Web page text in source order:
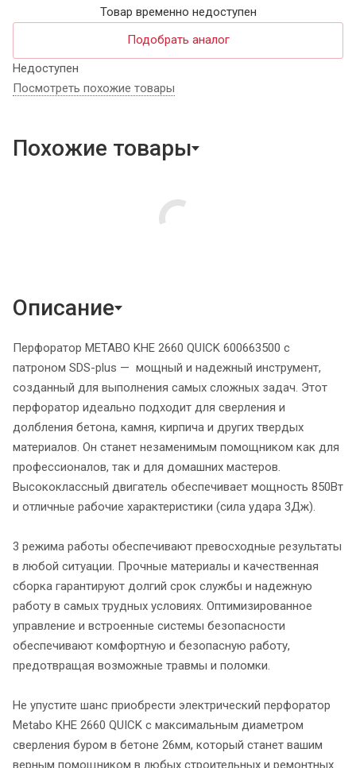
Товар временно недоступен
Подобрать аналог
Недоступен
Посмотреть похожие товары
Похожие товары
Описание
Перфоратор METABO KHE 2660 QUICK 600663500 с
патроном SDS-plus — мощный и надежный инструмент,
созданный для выполнения самых сложных задач. Этот
перфоратор идеально подходит для сверления и
долбления бетона, камня, кирпича и других твердых
материалов. Он станет незаменимым помощником как для
профессионалов, так и для домашних мастеров.
Высококлассный двигатель обеспечивает мощность 850Вт
и отличные рабочие характеристики (сила удара 3Дж).
3 режима работы обеспечивают превосходные результаты
в любой ситуации. Прочные материалы и качественная
сборка гарантируют долгий срок службы и надежную
работу в самых трудных условиях. Оптимизированное
управление и встроенные системы безопасности
обеспечивают комфортную и безопасную работу,
предотвращая возможные травмы и поломки.
Не упустите шанс приобрести электрический перфоратор
Metabo KHE 2660 QUICK с максимальным диаметром
сверления буром в бетоне 26мм, который станет вашим
верным помощником в любых строительных и ремонтных